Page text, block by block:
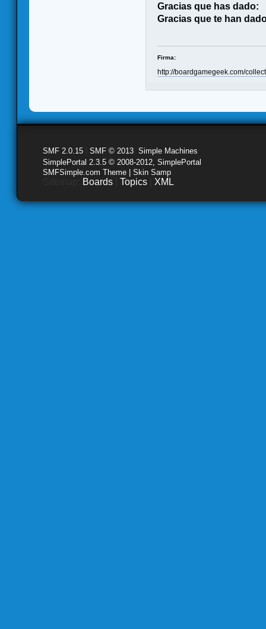
Gracias que has dado:
Gracias que te han
Firma:
http://boardgamegeek.com/
SMF 2.0.15 SMF © 2013 Simple Machines
SimplePortal 2.3.5 © 2008-2012, SimplePortal
SMFSimple.com Theme | Skin Samp
Boards Topics XML